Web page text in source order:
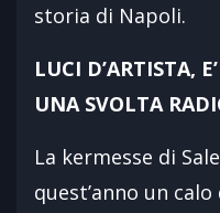
storia di Napoli.
LUCI D’ARTISTA,
UNA SVOLTA
La kermesse di
quest’anno un